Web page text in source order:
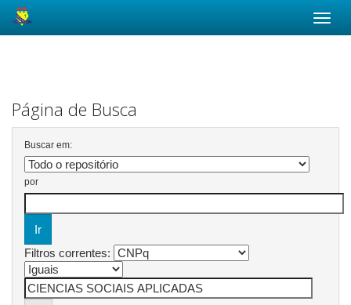
Página de Busca
Buscar em:
por
Filtros correntes: